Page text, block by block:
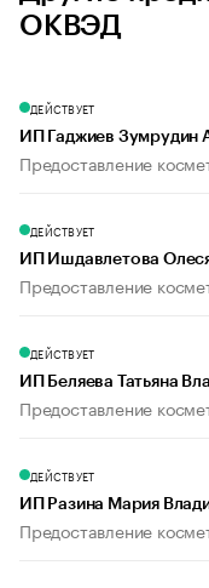
ОКВЭД
ДЕЙСТВУЕТ
ИП Гаджиев Зумрудин
Предоставление
ДЕЙСТВУЕТ
ИП Ишдавлетова
Предоставление
ДЕЙСТВУЕТ
ИП Беляева Татьяна
Предоставление
ДЕЙСТВУЕТ
ИП Разина Мария
Предоставление